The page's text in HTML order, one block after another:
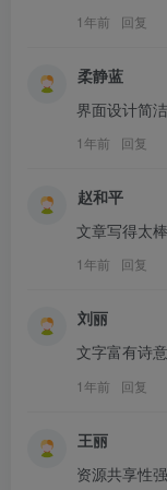
1年前 回复
柔静蓝
界面设计简
1年前 回复
赵和平
文章写得太
1年前 回复
刘丽
文字富有诗
1年前 回复
王丽
资源共享性